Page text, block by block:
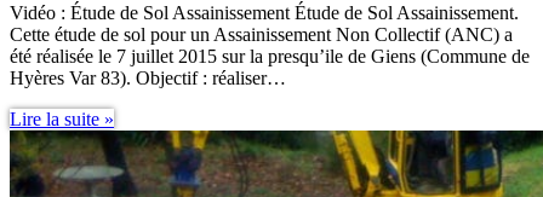
Vidéo : Étude de Sol Assainissement Étude de Sol Assainissement.
Cette étude de sol pour un Assainissement Non Collectif (ANC) a
été réalisée le 7 juillet 2015 sur la presqu’ile de Giens (Commune de
Hyères Var 83). Objectif : réaliser…
Lire la suite »
de
Sol
Assainissement